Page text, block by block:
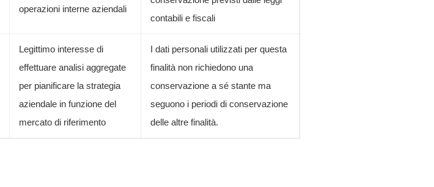
operazioni interne aziendali
contabili e fiscali
Legittimo interesse di
effettuare analisi aggregate
per pianificare la strategia
aziendale in funzione del
mercato di riferimento
I dati personali utilizzati per questa
finalità non richiedono una
conservazione a sé stante ma
seguono i periodi di conservazione
delle altre finalità.